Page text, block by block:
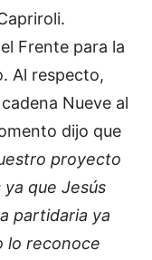
Frente para la
Al respecto,
Nueve al
dijo que
proyecto
que Jesús
partidaria ya
lo reconoce